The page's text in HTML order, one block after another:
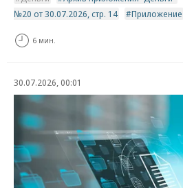
№20 от 30.07.2026, стр. 14
Приложение
6 мин.
30.07.2026, 00:01